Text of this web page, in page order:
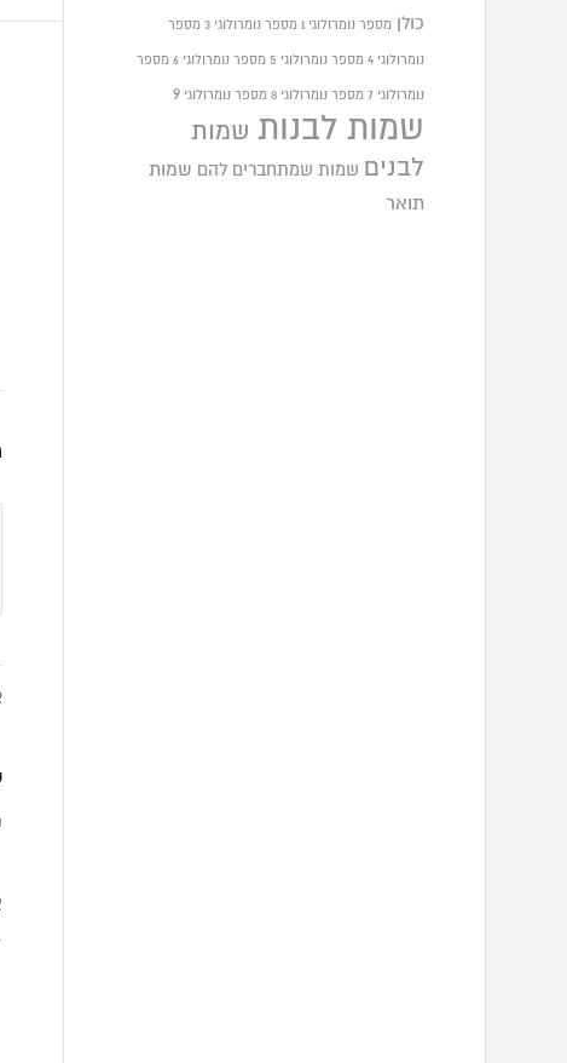
כולן מספר נומרולוגי 1 מספר נומרולוגי 3 מספר
נומרולוגי 4 מספר נומרולוגי 5 מספר נומרולוגי 6 מספר
נומרולוגי 7 מספר נומרולוגי 8 מספר נומרולוגי9
שמות לבנות שמות
לבנים
שמות שמתחברים להם שמות
תואר